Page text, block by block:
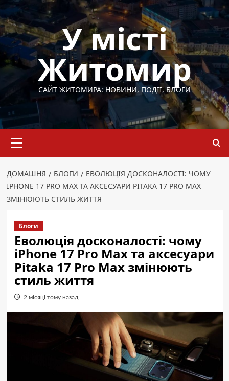
Перейти
до
вмісту
У місті
Житомир
САЙТ ЖИТОМИРА: НОВИНИ, ПОДІЇ, БЛОГИ
меню
ДОМАШНЯ БЛОГИ
ЕВОЛЮЦІЯ ДОСКОНАЛОСТІ: ЧОМУ
IPHONE 17 PRO MAX ТА АКСЕСУАРИ PITAKA 17 PRO MAX
ЗМІНЮЮТЬ СТИЛЬ ЖИТТЯ
Блоги
Еволюція досконалості: чому
iPhone 17 Pro Max та аксесуари
Pitaka 17 Pro Max змінюють
стиль життя
2 місяці тому назад